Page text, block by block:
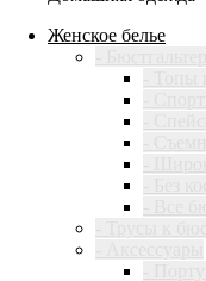
Женское белье